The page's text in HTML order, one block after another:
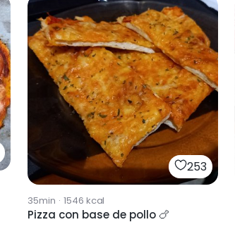
253
35min · 1546 kcal
Pizza con base de pollo 🍗